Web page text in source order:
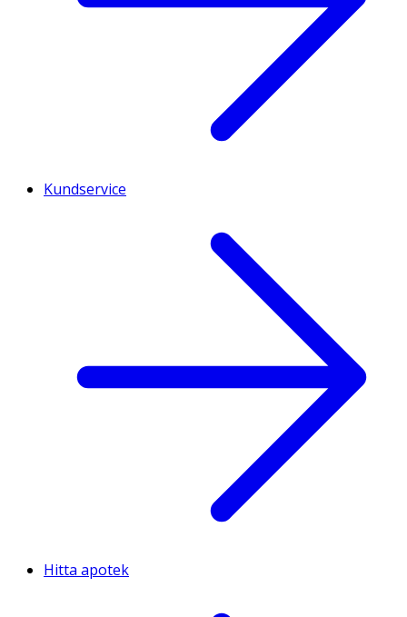
Kundservice
Hitta apotek